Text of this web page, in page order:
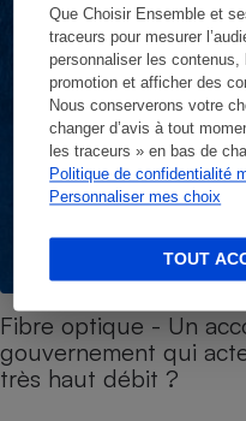
Que Choisir Ensemble et
traceurs pour mesurer
personnaliser les
promotion et afficher des
Nous conserverons votre
changer d’avis à tout
les traceurs » en bas de
Politique de confidentialité
Personnaliser mes choix
TOUT
Fibre optique - Un
gouvernement qui
très haut débit ?